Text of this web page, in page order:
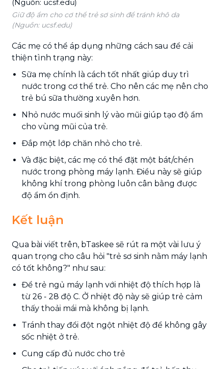
Giữ độ ẩm cho cơ thể trẻ sơ sinh để tránh khô da
(Nguồn: ucsf.edu)
Các mẹ có thể áp dụng những cách sau để cải
thiện tình trạng này:
Sữa mẹ chính là cách tốt nhất giúp duy trì
nước trong cơ thể trẻ. Cho nên các mẹ nên cho
trẻ bú sữa thường xuyên hơn.
Nhỏ nước muối sinh lý vào mũi giúp tạo độ ẩm
cho vùng mũi của trẻ.
Đắp một lớp chăn nhỏ cho trẻ.
Và đặc biệt, các mẹ có thể đặt một bát/chén
nước trong phòng máy lạnh. Điều này sẽ giúp
không khí trong phòng luôn cân bằng được
độ ẩm ổn định.
Kết luận
Qua bài viết trên, bTaskee sẽ rút ra một vài lưu ý
quan trọng cho câu hỏi "trẻ sơ sinh nằm máy lạnh
có tốt không?" như sau:
Để trẻ ngủ máy lạnh với nhiệt độ thích hợp là
từ 26 - 28 độ C. Ở nhiệt độ này sẽ giúp trẻ cảm
thấy thoải mái mà không bị lạnh.
Tránh thay đổi đột ngột nhiệt độ để không gây
sốc nhiệt ở trẻ.
Cung cấp đủ nước cho trẻ